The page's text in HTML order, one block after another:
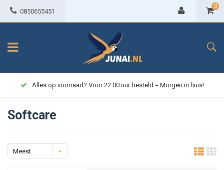
0850655451
0
Alles op voorraad? Voor 22:00 uur besteld = Morgen in huis!
Softcare
Meest